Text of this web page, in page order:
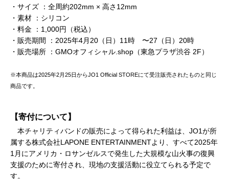
・サイズ ：全周約202mm × 高さ12mm
・素材 ：シリコン
・料金 ：1,000円（税込）
・販売期間 ：2025年4月20（日）11時 〜27（日）20時
・販売場所 ：GMOオフィシャル.shop（東急プラザ渋谷 2F）
※本商品は2025年2月25日からJO1 Official STOREにて受注販売されたものと同じ
商品です。
【寄付について】
本チャリティバンドの販売によって得られた利益は、JO1が所
属する株式会社LAPONE ENTERTAINMENTより、すべて2025年
1月にアメリカ・ロサンゼルスで発生した大規模な山火事の復興
支援のために寄付され、現地の支援活動に役立てられる予定で
す。